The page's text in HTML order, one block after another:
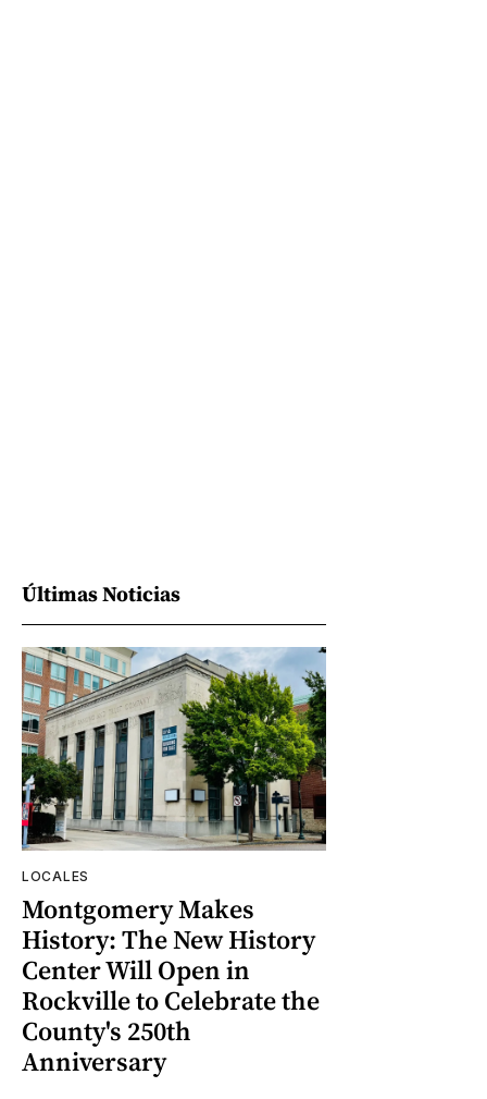
Últimas Noticias
LOCALES
Montgomery Makes
History: The New History
Center Will Open in
Rockville to Celebrate the
County's 250th
Anniversary